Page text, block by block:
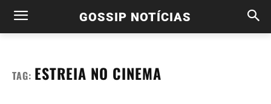
GOSSIP NOTÍCIAS
TAG: ESTREIA NO CINEMA